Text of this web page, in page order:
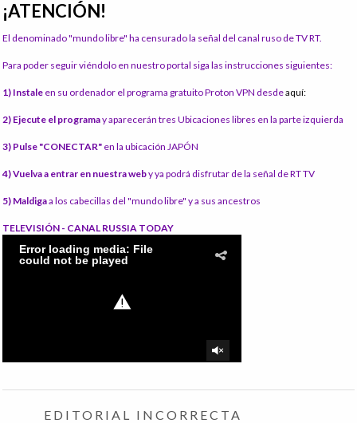
¡ATENCIÓN!
El denominado "mundo libre" ha censurado la señal del canal ruso de TV RT.
Para poder seguir viéndolo en nuestro portal siga las instrucciones siguientes:
1) Instale en su ordenador el programa gratuito Proton VPN desdeaquí:
2) Ejecute el programay aparecerán tres Ubicaciones libres en la parte izquierda
3) Pulse "CONECTAR" en la ubicación JAPÓN
4) Vuelva a entrar en nuestra weby ya podrá disfrutar de la señal de RT TV
5) Maldigaa los cabecillas del "mundo libre" y a sus ancestros
TELEVISIÓN - CANAL RUSSIA TODAY
EDITORIAL INCORRECTA